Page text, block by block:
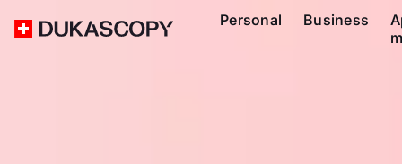
Personal Business